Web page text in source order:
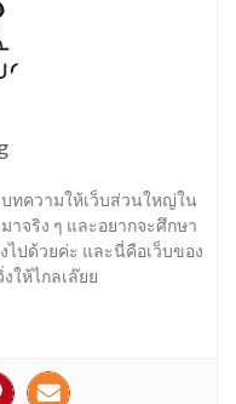
ทความให้เว็บส่วนใหญ่ใน
าจริง ๆ และอยากจะศึกษา
ไปด้วยค่ะ และนี่คือเว็บของ
ให้ไกลเล๊ยย